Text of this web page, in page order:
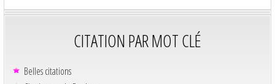
CITATION PAR MOT CLÉ
Belles citations